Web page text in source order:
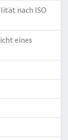
nach ISO
eines